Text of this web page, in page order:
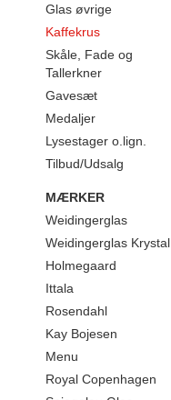
Glas øvrige
Kaffekrus
Skåle, Fade og
Tallerkner
Gavesæt
Medaljer
Lysestager o.lign.
Tilbud/Udsalg
MÆRKER
Weidingerglas
Weidingerglas Krystal
Holmegaard
Ittala
Rosendahl
Kay Bojesen
Menu
Royal Copenhagen